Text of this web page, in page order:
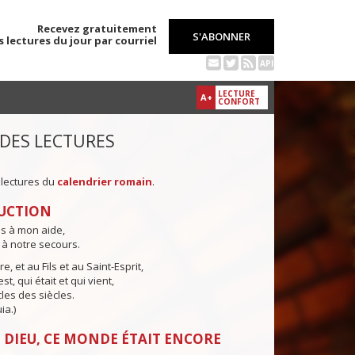
Recevez gratuitement
lectures du jour par courriel
S'ABONNER
API
A+ LECTURE
CONFORT
LECTURES
du calendrier romain.
à mon aide,
notre secours.
et au Fils et au Saint-Esprit,
qui était et qui vient,
des siècles.
CE MONDE ÉTAIT ENCORE